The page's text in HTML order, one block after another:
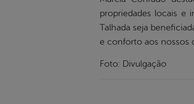
propriedades locais e
Talhada seja
e conforto aos nossos
Foto: Divulgação